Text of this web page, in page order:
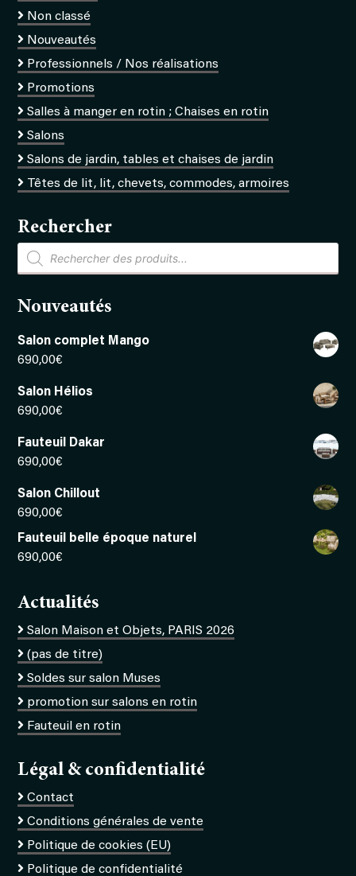
Non classé
Nouveautés
Professionnels / Nos réalisations
Promotions
Salles à manger en rotin ; Chaises en rotin
Salons
Salons de jardin, tables et chaises de jardin
Têtes de lit, lit, chevets, commodes, armoires
Rechercher
Recherche
de
produits
Nouveautés
Salon complet Mango
690,00€
Salon Hélios
690,00€
Fauteuil Dakar
690,00€
Salon Chillout
690,00€
Fauteuil belle époque naturel
690,00€
Actualités
Salon Maison et Objets, PARIS 2026
(pas de titre)
Soldes sur salon Muses
promotion sur salons en rotin
Fauteuil en rotin
Légal & confidentialité
Contact
Conditions générales de vente
Politique de cookies (EU)
Politique de confidentialité